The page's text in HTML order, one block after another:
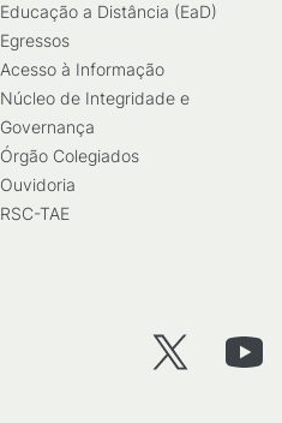
Educação a Distância (EaD)
Egressos
Acesso à Informação
Núcleo de Integridade e
Governança
Órgão Colegiados
Ouvidoria
RSC-TAE